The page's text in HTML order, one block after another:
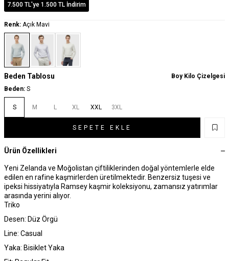
7.500 TL'ye 1.500 TL İndirim
Renk: Açık Mavi
Beden Tablosu
Boy Kilo Çizelgesi
Beden: S
S M L XL XXL 3XL
SEPETE EKLE
Ürün Özellikleri
Yeni Zelanda ve Moğolistan çiftiliklerinden doğal yöntemlerle elde
edilen en rafine kaşmirlerden üretilmektedir. Benzersiz tuşesi ve
ipeksi hissiyatıyla Ramsey kaşmir koleksiyonu, zamansız yatırımlar
arasında yerini alıyor.
Triko
Desen: Düz Örgü
Line: Casual
Yaka: Bisiklet Yaka